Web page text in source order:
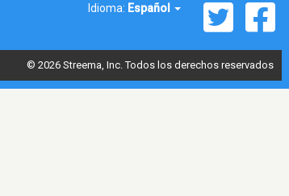
Idioma: Español
© 2026 Streema, Inc. Todos los derechos reservados